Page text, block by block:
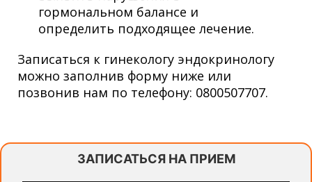
гормональном балансе и
определить подходящее лечение.
Записаться к гинекологу эндокринологу
можно заполнив форму ниже или
позвонив нам по телефону: 0800507707.
ЗАПИСАТЬСЯ НА ПРИЕМ